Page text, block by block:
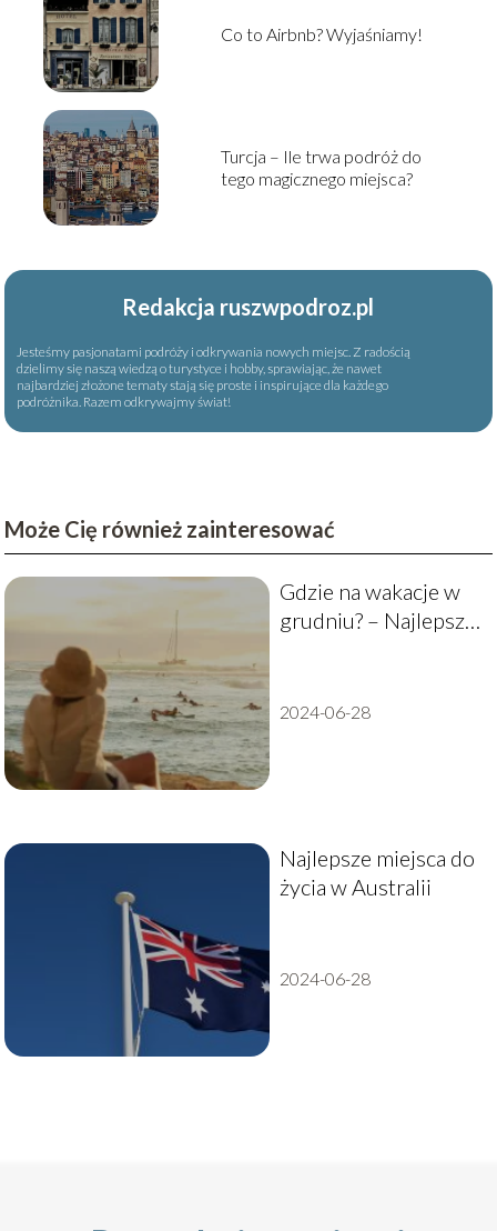
Co to Airbnb? Wyjaśniamy!
Turcja – Ile trwa podróż do
tego magicznego miejsca?
Redakcja ruszwpodroz.pl
Jesteśmy pasjonatami podróży i odkrywania nowych miejsc. Z radością
dzielimy się naszą wiedzą o turystyce i hobby, sprawiając, że nawet
najbardziej złożone tematy stają się proste i inspirujące dla każdego
podróżnika. Razem odkrywajmy świat!
Może Cię również zainteresować
Gdzie na wakacje w
grudniu? – Najlepsze
2024-06-28
Najlepsze miejsca do
życia w Australii
2024-06-28